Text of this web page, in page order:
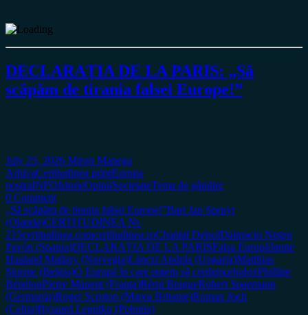
DECLARAȚIA DE LA PARIS: „Să
scăpăm de tirania falsei Europe!”
July 25, 2026 Miron Manega
ArhivaCertitudinea printEuropa
nostraINFOIstorieOpiniiSocietateTema de gândire
0 Comment
„Să scăpăm de tirania falsei Europe!”Bart Jan Spruyt
(Olanda)CERTITUDINEA Nr.
215certitudinea.comcertitudinea.roChantal DelsolDalmacio Negro
Pavón (Spania)DECLARAȚIA DE LA PARISFalsa EuropăJanne
Haaland Matlary (Norvegia)Lánczi András (Ungaria)Matthias
Storme (Belgia)O Europă în care putem să credemortodoxPhillipe
BénétonPierre Manent (Franţa)Rémi BragueRobert Spaemann
(Germania)Roger Scruton (Marea Britanie)Roman Joch
(Cehia)Ryszard Legutko (Polonia)